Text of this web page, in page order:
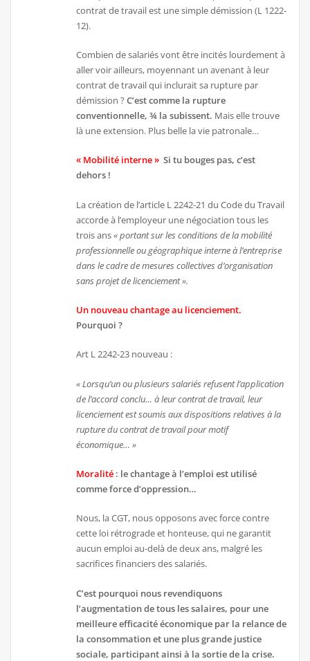
contrat de travail est une simple démission (L 1222-
12).
Combien de salariés vont être incités lourdement à
aller voir ailleurs, moyennant un avenant à leur
contrat de travail qui inclurait sa rupture par
démission ?C’est comme la rupture
conventionnelle, ¾ la subissent. Mais elle trouve
là une extension. Plus belle la vie patronale…
« Mobilité interne »Si tu bouges pas, c’est
dehors !
La création de l’article L 2242-21 du Code du Travail
accorde à l’employeur une négociation tous les
trois ans« portant sur les conditions de la mobilité
professionnelle ou géographique interne à l’entreprise
dans le cadre de mesures collectives d’organisation
sans projet de licenciement ».
Un nouveau chantage au licenciement.
Pourquoi ?
Art L 2242-23 nouveau :
« Lorsqu’un ou plusieurs salariés refusent l’application
de l’accord conclu… à leur contrat de travail, leur
licenciement est soumis aux dispositions relatives à la
rupture du contrat de travail pour motif
économique… »
Moralité : le chantage à l’emploi est utilisé
comme force d’oppression…
Nous, la CGT, nous opposons avec force contre
cette loi rétrograde et honteuse, qui ne garantit
aucun emploi au-delà de deux ans, malgré les
sacrifices financiers des salariés.
C’est pourquoi nous revendiquons
l’augmentation de tous les salaires, pour une
meilleure efficacité économique par la relance de
la consommation et une plus grande justice
sociale, participant ainsi à la sortie de la crise.